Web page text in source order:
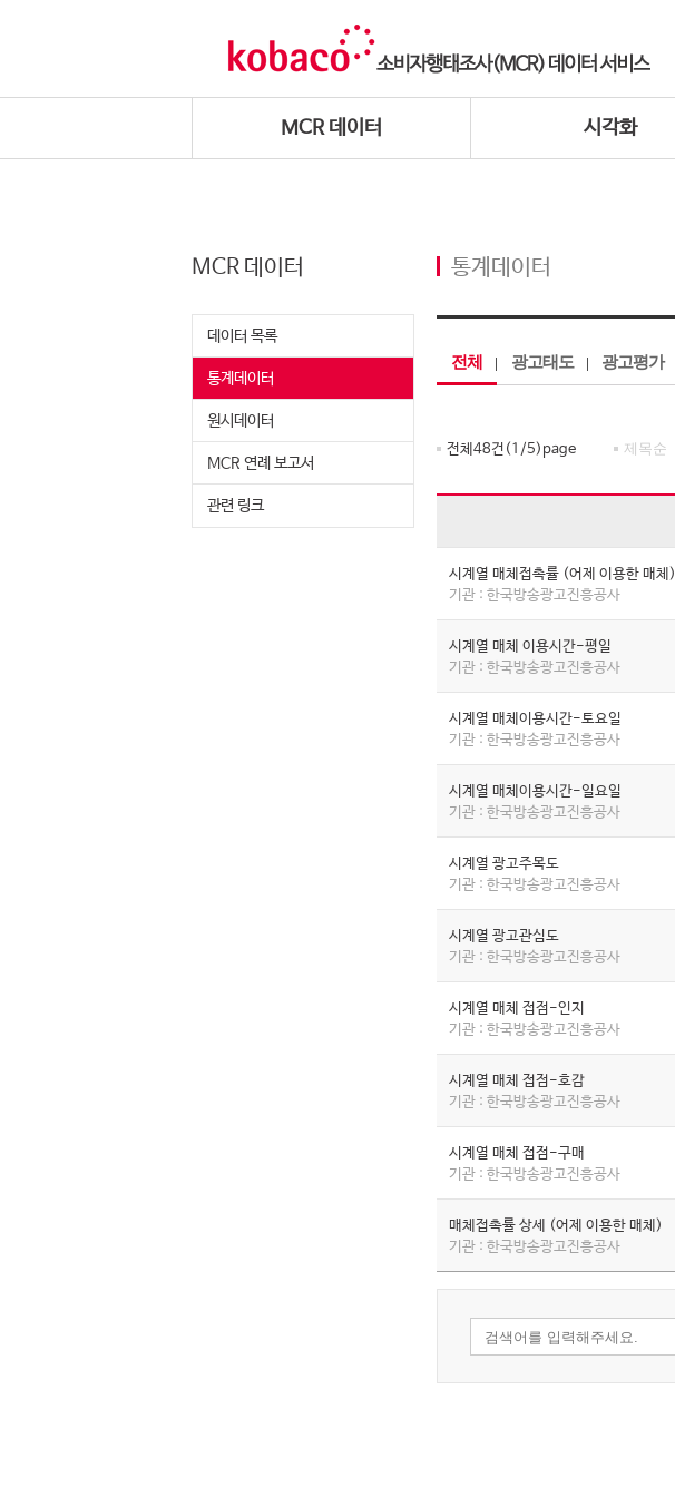
MCR 데이터 시각화
MCR 데이터
데이터 목록
통계데이터
원시데이터
MCR 연례 보고서
관련 링크
통계데이터
전체 광고태도 광고평가
전체 48건(1 /5)page 제목순
시계열 매체접촉률 (어제 이용한 매체)
기관 : 한국방송광고진흥공사
시계열 매체 이용시간-평일
기관 : 한국방송광고진흥공사
시계열 매체이용시간-토요일
기관 : 한국방송광고진흥공사
시계열 매체이용시간-일요일
기관 : 한국방송광고진흥공사
시계열 광고주목도
기관 : 한국방송광고진흥공사
시계열 광고관심도
기관 : 한국방송광고진흥공사
시계열 매체 접점-인지
기관 : 한국방송광고진흥공사
시계열 매체 접점-호감
기관 : 한국방송광고진흥공사
시계열 매체 접점-구매
기관 : 한국방송광고진흥공사
매체접촉률 상세 (어제 이용한 매체)
기관 : 한국방송광고진흥공사